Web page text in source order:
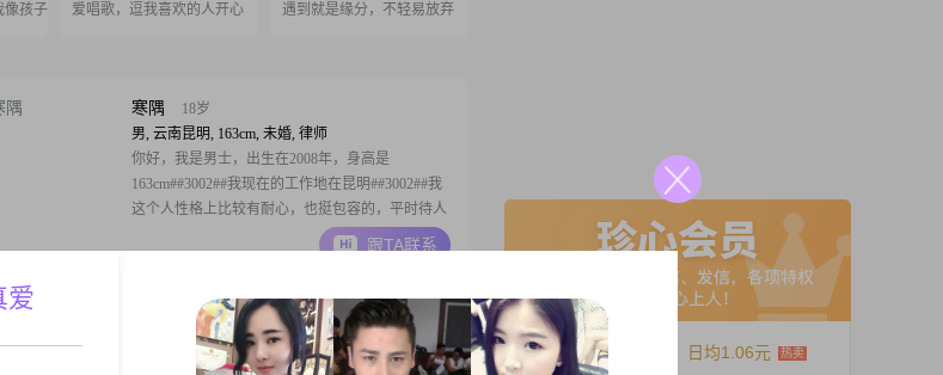
像孩子 爱唱歌，逗我喜欢的人开心 遇到就是缘分，不轻易放弃
寒隅
18岁
男, 云南昆明, 163cm, 未婚, 律师
你好，我是男士，出生在2008年，身高是
163cm##3002##我现在的工作地在昆明##3002##我
这个人性格上比较有耐心，也挺包容的，平时待人
真诚可靠，大家也都说我责任感挺强的，心思比较
想真诚地认识一位合适的朋
跟TA联系
21岁
男, 云南昆明, 175cm, 未婚, 自由职业
大家好，我是一位来自昆明的男士，出生于2005
日均1.06元
爱